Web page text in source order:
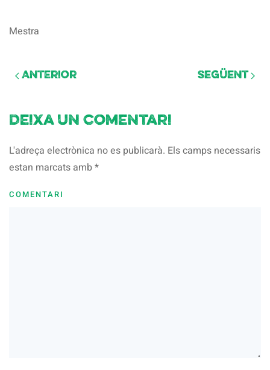
Mestra
Anterior Següent
Deixa un comentari
L'adreça electrònica no es publicarà. Els camps necessaris
estan marcats amb*
COMENTARI